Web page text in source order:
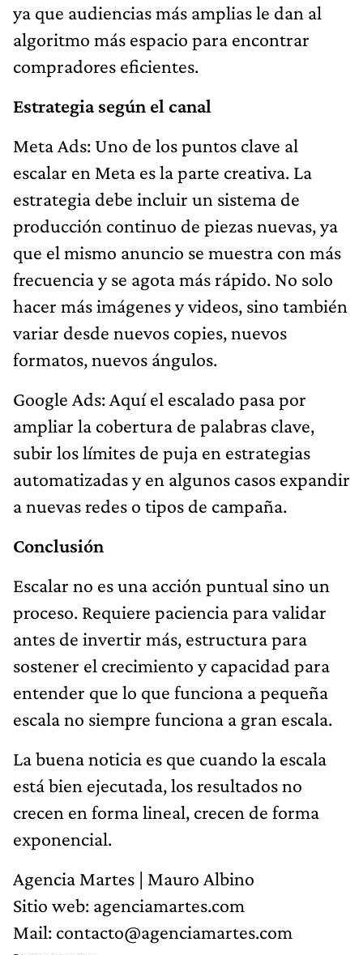
ya que audiencias más amplias le dan al
algoritmo más espacio para encontrar
compradores eficientes.
Estrategia según el canal
Meta Ads: Uno de los puntos clave al
escalar en Meta es la parte creativa. La
estrategia debe incluir un sistema de
producción continuo de piezas nuevas, ya
que el mismo anuncio se muestra con más
frecuencia y se agota más rápido. No solo
hacer más imágenes y videos, sino también
variar desde nuevos copies, nuevos
formatos, nuevos ángulos.
Google Ads: Aquí el escalado pasa por
ampliar la cobertura de palabras clave,
subir los límites de puja en estrategias
automatizadas y en algunos casos expandir
a nuevas redes o tipos de campaña.
Conclusión
Escalar no es una acción puntual sino un
proceso. Requiere paciencia para validar
antes de invertir más, estructura para
sostener el crecimiento y capacidad para
entender que lo que funciona a pequeña
escala no siempre funciona a gran escala.
La buena noticia es que cuando la escala
está bien ejecutada, los resultados no
crecen en forma lineal, crecen de forma
exponencial.
Agencia Martes | Mauro Albino
Sitio web: agenciamartes.com
Mail: contacto@agenciamartes.com